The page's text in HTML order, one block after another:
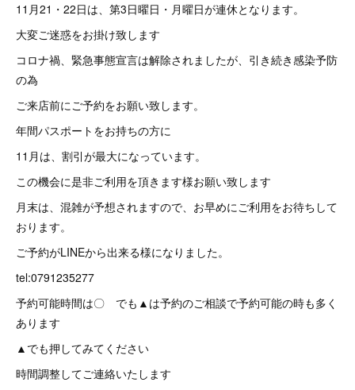
11月21・22日は、第3日曜日・月曜日が連休となります。
大変ご迷惑をお掛け致します
コロナ禍、緊急事態宣言は解除されましたが、引き続き感染予防
の為
ご来店前にご予約をお願い致します。
年間パスポートをお持ちの方に
11月は、割引が最大になっています。
この機会に是非ご利用を頂きます様お願い致します
月末は、混雑が予想されますので、お早めにご利用をお待ちして
おります。
ご予約がLINEから出来る様になりました。
tel:0791235277
予約可能時間は〇 でも▲は予約のご相談で予約可能の時も多く
あります
▲でも押してみてください
時間調整してご連絡いたします